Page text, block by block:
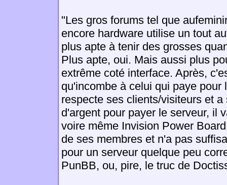
"Les gros forums tel que
encore hardware utilise un tout
plus apte à tenir des grosses
Plus apte, oui. Mais aussi plus
extrême coté interface. Après,
qu'incombe à celui qui paye pour
respecte ses clients/visiteurs et a
d'argent pour payer le serveur, il
voire même Invision Power
de ses membres et n'a pas
pour un serveur quelque peu
PunBB, ou, pire, le truc de